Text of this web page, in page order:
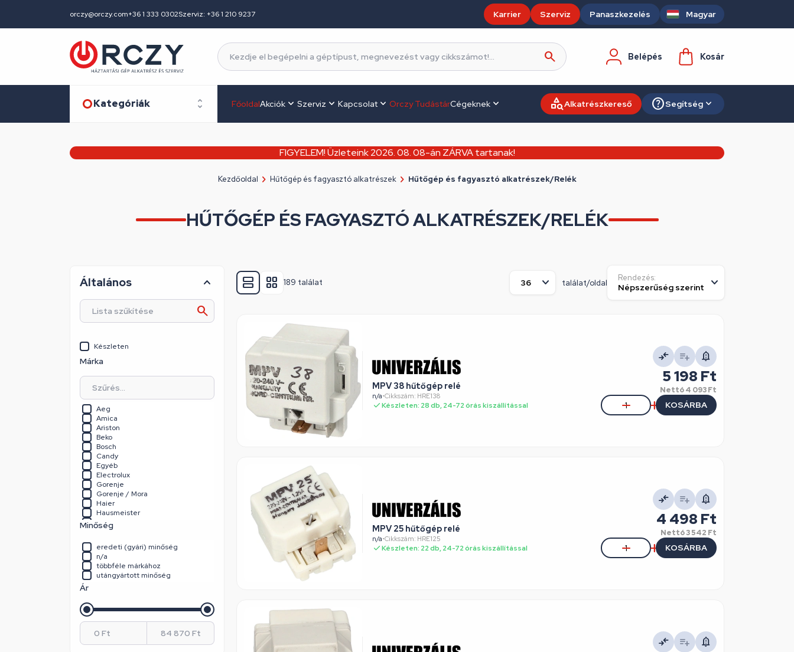
orczy@orczy.com+36 1 333 0302Szerviz: +36 1 210 9237 Karrier Szerviz Panaszkezelés Magyar
Belépés Kosár
Kategóriák FőoldalAkciók Szerviz Kapcsolat Orczy TudástárCégeknek Alkatrészkereső Segítség
FIGYELEM! Üzleteink 2026. 08. 08-án ZÁRVA tartanak!
Kezdőoldal Hűtőgép és fagyasztó alkatrészek Hűtőgép és fagyasztó alkatrészek/Relék
HŰTŐGÉP ÉS FAGYASZTÓ ALKATRÉSZEK/RELÉK
189 találat találat/oldal
Rendezés:
MPV 38 hűtőgép relé
n/a•Cikkszám: HRE138
Készleten: 28 db, 24-72 órás kiszállítással
5 198 Ft
Nettó4 093 Ft
KOSÁRBA
MPV 25 hűtőgép relé
n/a•Cikkszám: HRE125
Készleten: 22 db, 24-72 órás kiszállítással
4 498 Ft
Nettó3 542 Ft
KOSÁRBA
Általános
Készleten
Márka
Aeg
Amica
Ariston
Beko
Bosch
Candy
Egyéb
Electrolux
Gorenje
Gorenje / Mora
Haier
Hausmeister
Heinner
Samsung
Siemens
Smeg
Starlight
Whirlpool
Minőség
eredeti (gyári) minőség
n/a
többféle márkához
utángyártott minőség
Ár